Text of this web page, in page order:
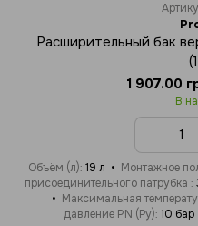
Расширительный бак
1 907.00
В
Объём (л) 19 л Монтажное
присоединительного патрубка
Максимальная
давление PN (Ру) 10 бар